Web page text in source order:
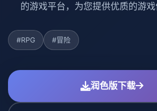
的游戏平台，为您提供优质的游戏
#RPG #冒险
润色版下载